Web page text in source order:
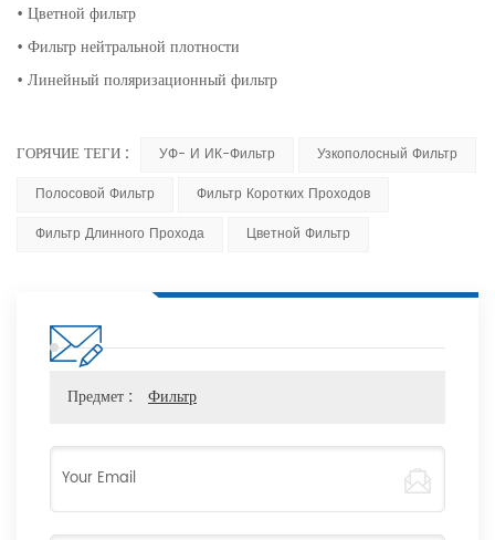
• Цветной фильтр
• Фильтр нейтральной плотности
• Линейный поляризационный фильтр
ГОРЯЧИЕ ТЕГИ : УФ- И ИК-Фильтр
Узкополосный Фильтр
Полосовой Фильтр
Фильтр Коротких Проходов
Фильтр Длинного Прохода
Цветной Фильтр
Предмет : Фильтр